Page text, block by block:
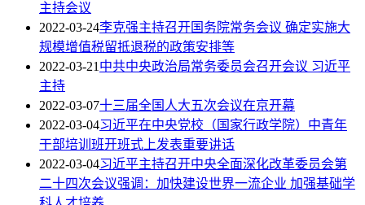
主持会议
2022-03-24李克强主持召开国务院常务会议 确定实施大
规模增值税留抵退税的政策安排等
2022-03-21中共中央政治局常务委员会召开会议 习近平
主持
2022-03-07十三届全国人大五次会议在京开幕
2022-03-04习近平在中央党校（国家行政学院）中青年
干部培训班开班式上发表重要讲话
2022-03-04习近平主持召开中央全面深化改革委员会第
二十四次会议强调：加快建设世界一流企业 加强基础学